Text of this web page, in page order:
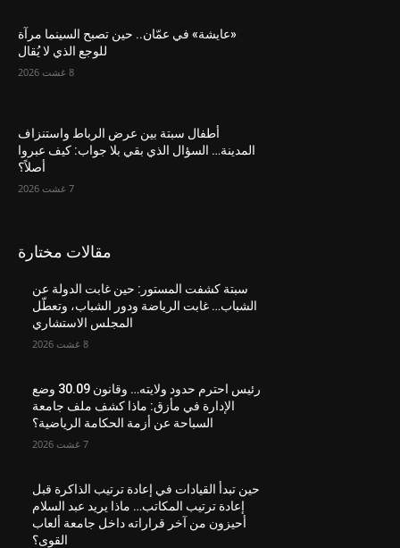
«عايشة» في عمّان.. حين تصبح السينما مرآة
للوجع الذي لا يُقال
8 غشت 2026
أطفال سبتة بين عرض الرباط واستنزاف
المدينة… السؤال الذي بقي بلا جواب: كيف عبروا
أصلاً؟
7 غشت 2026
مقالات مختارة
سبتة كشفت المستور: حين غابت الدولة عن
الشباب… غابت الرياضة ودور الشباب، وتعطّل
المجلس الاستشاري
8 غشت 2026
رئيس احترم حدود ولايته… وقانون 30.09 وضع
الإدارة في مأزق: ماذا كشف ملف جامعة
السباحة عن أزمة الحكامة الرياضية؟
7 غشت 2026
حين تبدأ القيادات في إعادة ترتيب الذاكرة قبل
إعادة ترتيب المكاتب… ماذا يريد عبد السلام
أحيزون من آخر قراراته داخل جامعة ألعاب
القوى؟